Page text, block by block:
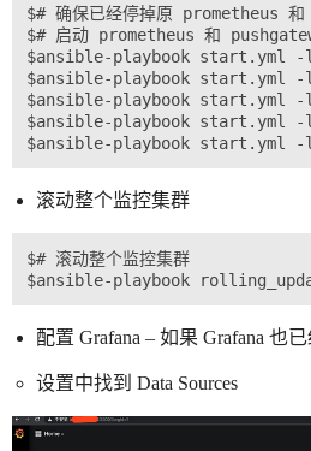
$# 确保已经停掉原 prometheus
$# 启动 prometheus 和
$ansible-playbook start.yml -
$ansible-playbook start.yml -
$ansible-playbook start.yml
$ansible-playbook start.yml
滚动整个监控集群
$# 滚动整个监控集群
配置 Grafana – 如果 Grafana 也
设置中找到 Data Sources